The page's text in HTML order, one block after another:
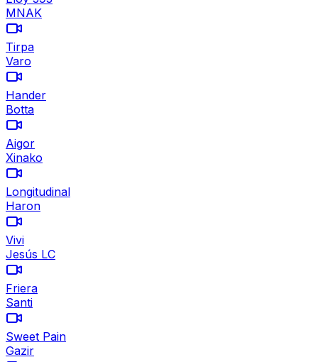
MNAK
Tirpa
Varo
Hander
Botta
Aigor
Xinako
Longitudinal
Haron
Vivi
Jesús LC
Friera
Santi
Sweet Pain
Gazir